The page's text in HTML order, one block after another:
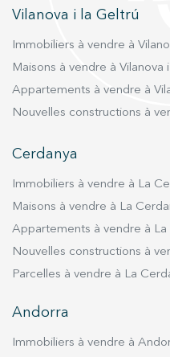
Vilanova i la Geltrú
Immobiliers à vendre à
Maisons à vendre à Vilanova
Appartements à vendre à
Nouvelles constructions à
Cerdanya
Immobiliers à vendre à La
Maisons à vendre à La
Appartements à vendre à La
Nouvelles constructions à
Parcelles à vendre à La
Andorra
Immobiliers à vendre à